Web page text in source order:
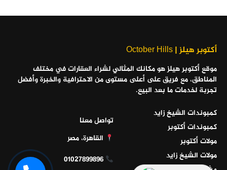
أكتوبر هيلز | October Hills
موقع أكتوبر هيلز هو مكانك المثالي لشراء العقارات في مختلف
المناطق، مع فريق على أعلى مستوى من الاحترافية والخبرة وأفضل
تجربة لخدمات ما بعد البيع.
كمبوندات الشيخ زايد
كمبوندات أكتوبر
مولات أكتوبر
مولات الشيخ زايد
تواصل معنا
القاهرة، مصر
01027899896